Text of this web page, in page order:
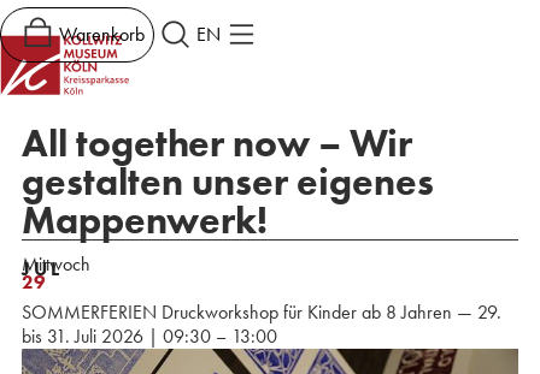
Warenkorb EN
All together now – Wir
gestalten unser eigenes
Mappenwerk!
Mittwoch
29
JUL
SOMMERFERIEN Druckworkshop für Kinder ab 8 Jahren — 29.
bis 31. Juli 2026 | 09:30 – 13:00